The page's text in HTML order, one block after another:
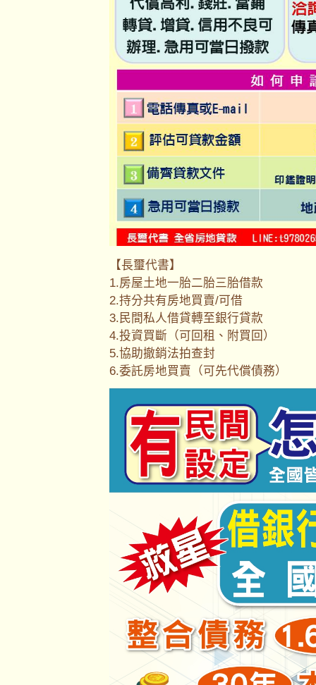
【長璽代書】
1.房屋土地一胎二胎三胎借款
2.持分共有房地買賣/可借
3.民間私人借貸轉至銀行貸款
4.投資買斷（可回租、附買回）
5.協助撤銷法拍查封
6.委託房地買賣（可先代償債務）